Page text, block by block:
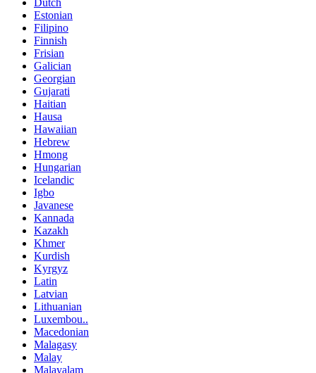
Dutch
Estonian
Filipino
Finnish
Frisian
Galician
Georgian
Gujarati
Haitian
Hausa
Hawaiian
Hebrew
Hmong
Hungarian
Icelandic
Igbo
Javanese
Kannada
Kazakh
Khmer
Kurdish
Kyrgyz
Latin
Latvian
Lithuanian
Luxembou..
Macedonian
Malagasy
Malay
Malayalam